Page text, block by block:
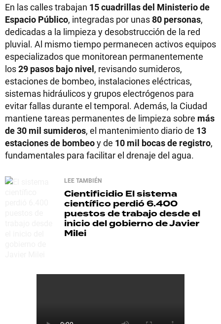
En las calles trabajan 15 cuadrillas del Ministerio de
Espacio Público, integradas por unas80 personas,
dedicadas a la limpieza y desobstrucción de la red
pluvial. Al mismo tiempo permanecen activos equipos
especializados que monitorean permanentemente
los29 pasos bajo nivel, revisando sumideros,
estaciones de bombeo, instalaciones eléctricas,
sistemas hidráulicos y grupos electrógenos para
evitar fallas durante el temporal. Además, la Ciudad
mantiene tareas permanentes de limpieza sobre más
de 30 mil sumideros, el mantenimiento diario de 13
estaciones de bombeoy de 10 mil bocas de registro,
fundamentales para facilitar el drenaje del agua.
LEE TAMBIÉN
Cientificidio El sistema
científico perdió 6.400
puestos de trabajo desde el
inicio del gobierno de Javier
Milei